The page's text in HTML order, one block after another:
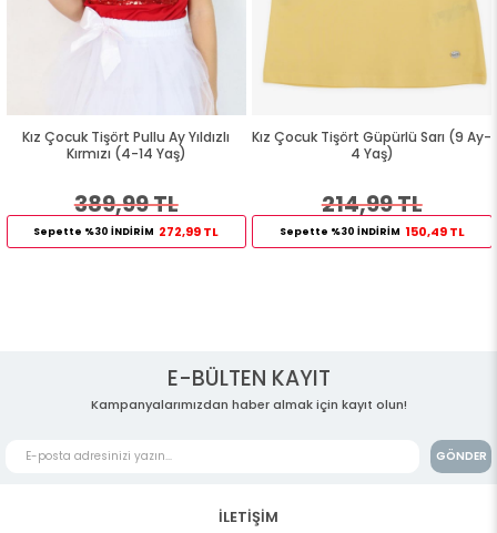
Kız Çocuk Tişört Pullu Ay Yıldızlı
Kırmızı (4-14 Yaş)
389,99 TL
Sepette %30 İNDİRİM 272,99 TL
Kız Çocuk Tişört Güpürlü Sarı (9 Ay-
4 Yaş)
214,99 TL
Sepette %30 İNDİRİM 150,49 TL
E-BÜLTEN KAYIT
Kampanyalarımızdan haber almak için kayıt olun!
GÖNDER
İLETİŞİM